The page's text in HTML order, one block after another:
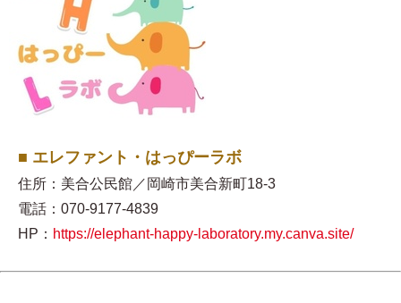
■ エレファント・はっぴーラボ
住所：美合公民館／岡崎市美合新町18-3
電話：070-9177-4839
HP： https://elephant-happy-laboratory.my.canva.site/